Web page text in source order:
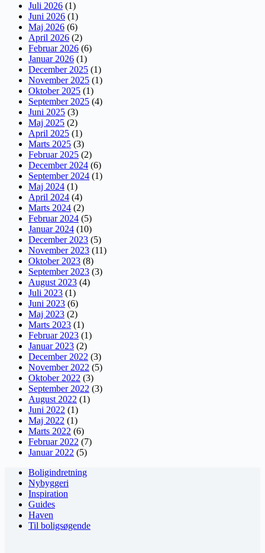
Juli 2026 (1)
Juni 2026 (1)
Maj 2026 (6)
April 2026 (2)
Februar 2026 (6)
Januar 2026 (1)
December 2025 (1)
November 2025 (1)
Oktober 2025 (1)
September 2025 (4)
Juni 2025 (3)
Maj 2025 (2)
April 2025 (1)
Marts 2025 (3)
Februar 2025 (2)
December 2024 (6)
September 2024 (1)
Maj 2024 (1)
April 2024 (4)
Marts 2024 (2)
Februar 2024 (5)
Januar 2024 (10)
December 2023 (5)
November 2023 (11)
Oktober 2023 (8)
September 2023 (3)
August 2023 (4)
Juli 2023 (1)
Juni 2023 (6)
Maj 2023 (2)
Marts 2023 (1)
Februar 2023 (1)
Januar 2023 (2)
December 2022 (3)
November 2022 (5)
Oktober 2022 (3)
September 2022 (3)
August 2022 (1)
Juni 2022 (1)
Maj 2022 (1)
Marts 2022 (6)
Februar 2022 (7)
Januar 2022 (5)
Boligindretning
Nybyggeri
Inspiration
Guides
Haven
Til boligsøgende